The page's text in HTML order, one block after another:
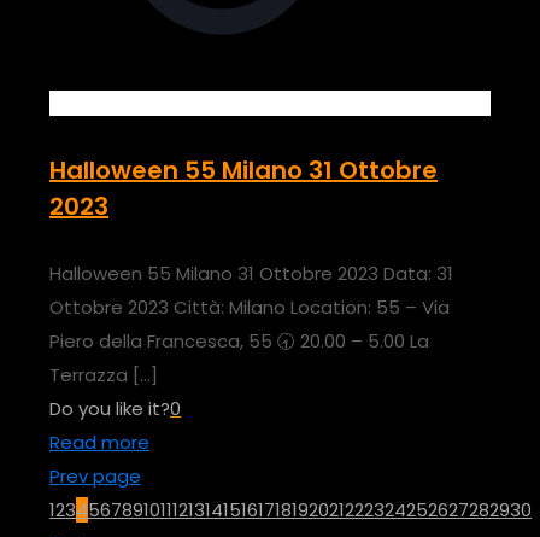
Halloween 55 Milano 31 Ottobre
2023
Halloween 55 Milano 31 Ottobre 2023 Data: 31
Ottobre 2023 Città: Milano Location: 55 – Via
Piero della Francesca, 55 🕣 20.00 – 5.00 La
Terrazza […]
Do you like it?0
Read more
Prev page
123456789101112131415161718192021222324252627282930